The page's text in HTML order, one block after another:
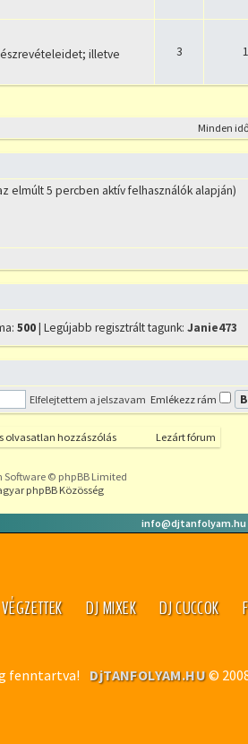
észrevételeidet; illetve
3
Minden
elmúlt 5 percben aktív felhasználók alapján)
500| Legújabb regisztrált tagunk: Janie473
Elfelejtettem a jelszavam Emlékezz rám
olvasatlan hozzászólás Lezárt fórum
Software © phpBB Limited
phpBB Közösség
info@djtanfolyam.hu
VÉGZETTEK DJ MIXEK DJ CUCCOK
fenntartva! DjTANFOLYAM.HU©